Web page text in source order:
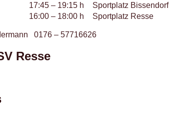
17:45 – 19:15 h
Sportplatz Bissendorf
16:00 – 18:00 h Sportplatz Resse
0176 – 57716626
Resse